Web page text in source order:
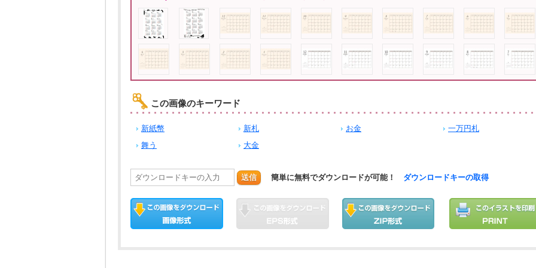
この画像のキーワード
新紙幣 新札 お金
一万円札
舞う
大金
送信 簡単に無料でダウンロードが可能！ ダウンロードキーの取得